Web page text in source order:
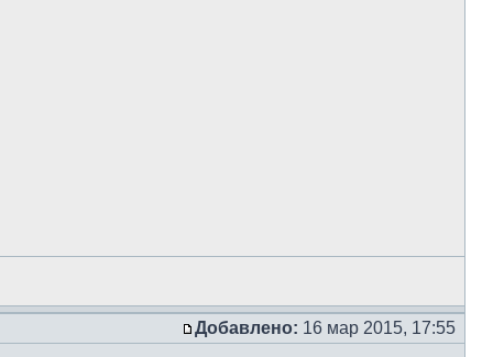
Добавлено: 16 мар 2015, 17:55